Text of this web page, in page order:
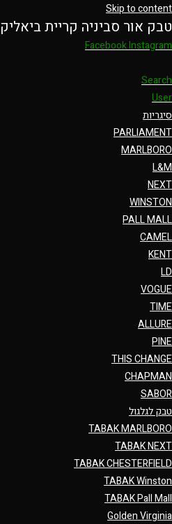
Skip to content
טבק אור סביניה קריית ביאליק
FacebookInstagram
Search
User
סיגריות
PARLIAMENT
MARLBORO
L&M
NEXT
WINSTON
PALL MALL
CAMEL
KENT
LD
VOGUE
TIME
ALLURE
PINE
THIS CHANGE
CHAPMAN
SABOR
טבק לגלגול
TABAK MARLBORO
TABAK NEXT
TABAK CHESTERFIELD
TABAK Winston
TABAK Pall Mall
Golden Virginia